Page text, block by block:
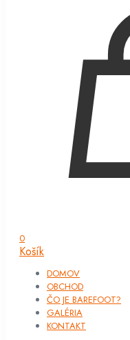
0
Košík
DOMOV
OBCHOD
ČO JE BAREFOOT?
GALÉRIA
KONTAKT